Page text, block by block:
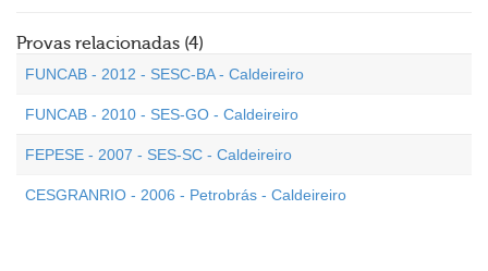
Provas relacionadas (4)
FUNCAB - 2012 - SESC-BA - Caldeireiro
FUNCAB - 2010 - SES-GO - Caldeireiro
FEPESE - 2007 - SES-SC - Caldeireiro
CESGRANRIO - 2006 - Petrobrás - Caldeireiro